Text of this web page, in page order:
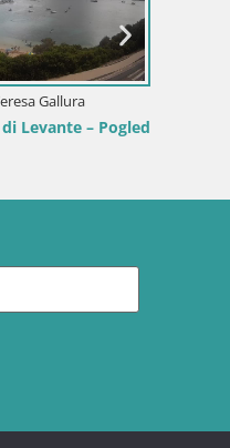
kamera Porto Pino –
Arresi